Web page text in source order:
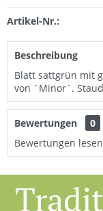
Artikel-Nr.:
Beschreibung
Blatt sattgrün mit
von ´Minor`.
Bewertungen
0
Bewertungen